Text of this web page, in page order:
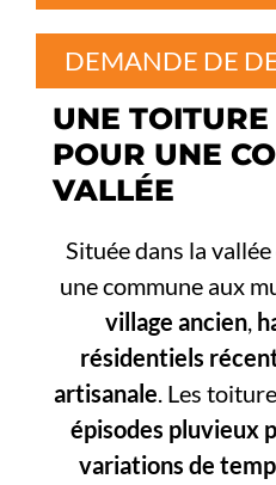
DEMANDE DE
UNE
POUR UNE
VALLÉE
Située dans la
une commune aux
village ancien,
résidentiels
artisanale. Les
épisodes pluvieux
variations de